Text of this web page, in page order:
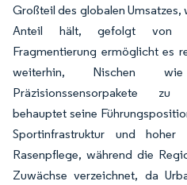
Großteil des globalen
Anteil hält, gefolgt von
Fragmentierung ermöglicht es
weiterhin, Nischen
Präzisionssensorpakete zu
behauptet seine
Sportinfrastruktur und hoher
Rasenpflege, während die
Zuwächse verzeichnet, da